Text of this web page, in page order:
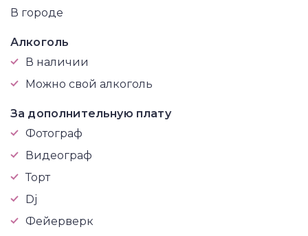
В городе
Алкоголь
В наличии
Можно свой алкоголь
За дополнительную плату
Фотограф
Видеограф
Торт
Dj
Фейерверк